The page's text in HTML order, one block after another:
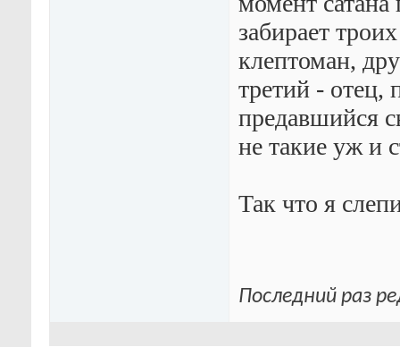
забирает
клептоман,
третий - отец,
предавшийся
не такие уж и
Так что я
Последний раз